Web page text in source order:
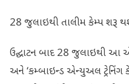
28 જુલાઇથી તાલીમ કેમ્પ શરૂ
ઉદ્ઘાટન બાદ 28 જુલાઇથી આ
અને ‘કમ્બાઇન્ડ એન્યુઅલ ટ્રેનિંગ